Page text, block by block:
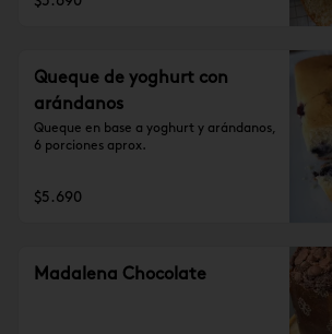
Queque de yoghurt con
arándanos
Queque en base a yoghurt y arándanos,
6 porciones aprox.
$5.690
Madalena Chocolate